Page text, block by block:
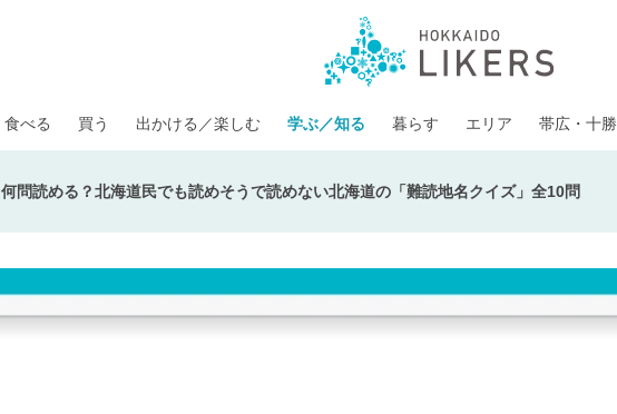
食べる 買う 出かける／楽しむ 学ぶ／知る 暮らす エリア 帯広・十勝
何問読める？北海道民でも読めそうで読めない北海道の「難読地名クイズ」全10問